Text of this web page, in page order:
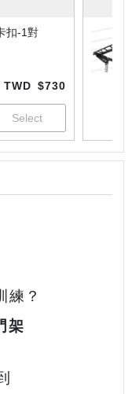
扣-1對
TWD $730
練？
架